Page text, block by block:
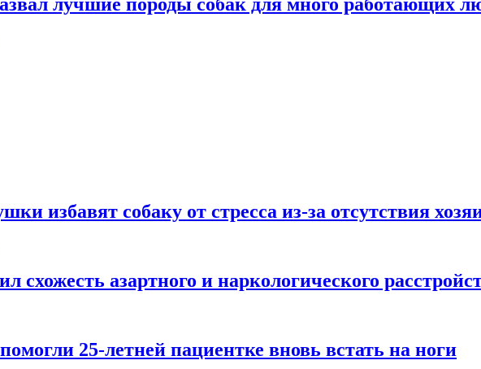
лучшие породы собак для много работающих
избавят собаку от стресса из-за отсутствия
схожесть азартного и наркологического
25-летней пациентке вновь встать на ноги